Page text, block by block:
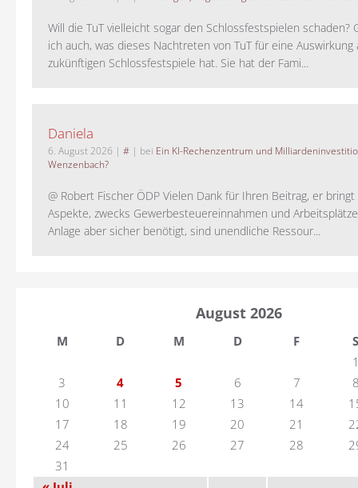
Will die TuT vielleicht sogar den Schlossfestspielen schaden?
ich auch, was dieses Nachtreten von TuT für eine Auswirkung
zukünftigen Schlossfestspiele hat. Sie hat der Fami...
Daniela
6. August 2026 | # | bei Ein KI-Rechenzentrum und
Wenzenbach?
@ Robert Fischer ÖDP Vielen Dank für Ihren Beitrag, er
Aspekte, zwecks Gewerbesteuereinnahmen und
Anlage aber sicher benötigt, sind unendliche Ressour...
August 2026
M D M D F
S
3
4 5 6 7
10
11 12 13 14
17
18 19 20 21
24
25 26 27 28
31